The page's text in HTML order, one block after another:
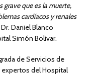
grave que es la muerte,
cardíacos y renales
Daniel Blanco
Simón Bolívar.
de Servicios de
expertos del Hospital